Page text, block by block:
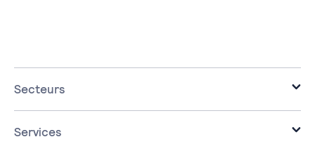
Secteurs
Bureaux d'avocats
PME
Services